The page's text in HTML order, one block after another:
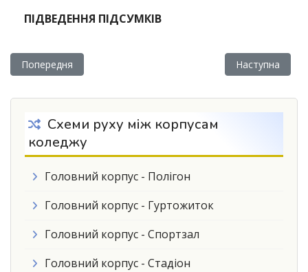
ПІДВЕДЕННЯ ПІДСУМКІВ
Попередня стаття: Некролог
Попередня Наступна
Наступна
Схеми руху між корпусам
коледжу
Головний корпус - Полігон
Головний корпус - Гуртожиток
Головний корпус - Спортзал
Головний корпус - Стадіон